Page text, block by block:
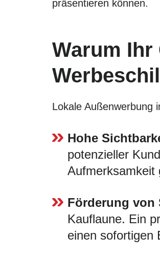
präsentieren können.
Warum
Lokale Außenwerbung
Hohe
potenzieller
Aufmerksamkeit
Förderung von
Kauflaune. Ein
einen sofortigen